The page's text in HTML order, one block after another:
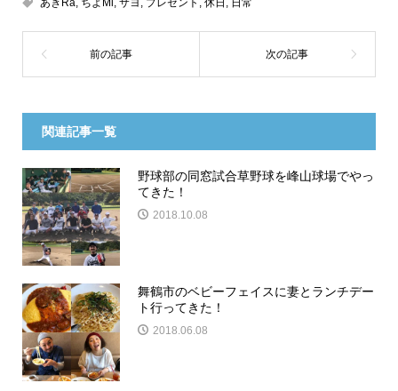
あきRa, ちよMi, サヨ , プレゼント , 休日 , 日常
関連記事一覧
野球部の同窓試合草野球を峰山球場でやっ
てきた！
2018.10.08
舞鶴市のベビーフェイスに妻とランチデー
ト行ってきた！
2018.06.08